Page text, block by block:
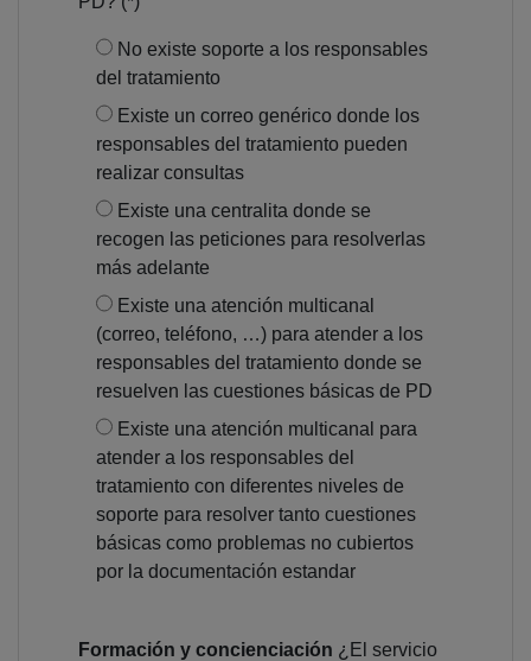
No existe soporte a los responsables
del tratamiento
Existe un correo genérico donde los
responsables del tratamiento pueden
realizar consultas
Existe una centralita donde se
recogen las peticiones para resolverlas
más adelante
Existe una atención multicanal
(correo, teléfono, …) para atender a los
responsables del tratamiento donde se
resuelven las cuestiones básicas de PD
Existe una atención multicanal para
atender a los responsables del
tratamiento con diferentes niveles de
soporte para resolver tanto cuestiones
básicas como problemas no cubiertos
por la documentación estandar
Formación y concienciación ¿El servicio